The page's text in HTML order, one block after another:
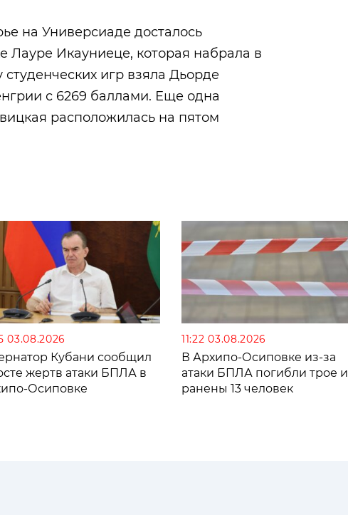
на Универсиаде досталось
Лауре Икауниеце, которая набрала в
игр взяла Дьорде
с 6269 баллами. Еще одна
расположилась на пятом
03.08.2026
Кубани сообщил
жертв атаки БПЛА в
Осиповке
11:22 03.08.2026
В Архипо-Осиповке из-за
атаки БПЛА погибли трое и
ранены 13 человек